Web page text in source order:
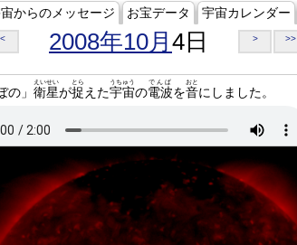
からのメッセージ お宝データ 宇宙カレンダー
< 2008年10月 4日 > >>
の」 衛星
えいせい
が捉
とら
えた宇宙
うちゅう
の電波
でんぱ
を音
おと
にしました。